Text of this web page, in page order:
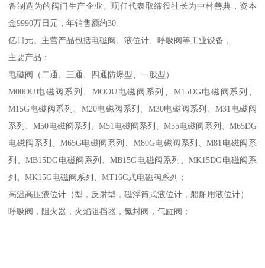
备制造为的阀门生产企业。现任代表取缔役社长为中村善典，资本
金9990万日元，年销售额约30
亿日元。主营产品包括电磁阀、液位计、呼吸阀等工业设备，
主要产品：
电磁阀（二通、三通、四通防爆型、一般型）
M00DU电磁阀系列、MOOU电磁阀系列、M15DG电磁阀系列、
M15G电磁阀系列、M20电磁阀系列、M30电磁阀系列、M31电磁阀
系列、M50电磁阀系列、M51电磁阀系列、M55电磁阀系列、M65DG
电磁阀系列、M65G电磁阀系列、M80G电磁阀系列、M81电磁阀系
列、MB15DG电磁阀系列、MB15G电磁阀系列、MK15DG电磁阀系
列、MK15G电磁阀系列、MT16G式电磁阀系列；
高温高压液位计（型，反射型，磁浮筒式液位计，船舶用液位计）
呼吸阀，阻火器，火焰阻挡器，氮封阀，气缸阀；